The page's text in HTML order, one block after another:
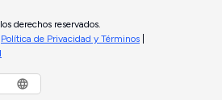
derechos reservados.
Política de Privacidad y Términos